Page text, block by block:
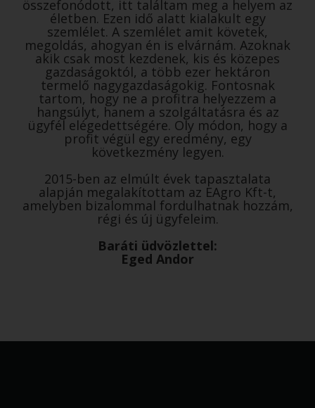
összefonódott, itt találtam meg a helyem az
életben. Ezen idő alatt kialakult egy
szemlélet. A szemlélet amit követek,
megoldás, ahogyan én is elvárnám. Azoknak
akik csak most kezdenek, kis és közepes
gazdaságoktól, a több ezer hektáron
termelő nagygazdaságokig. Fontosnak
tartom, hogy ne a profitra helyezzem a
hangsúlyt, hanem a szolgáltatásra és az
ügyfél elégedettségére. Oly módon, hogy a
profit végül egy eredmény, egy
következmény legyen.
2015-ben az elmúlt évek tapasztalata
alapján megalakítottam az EAgro Kft-t,
amelyben bizalommal fordulhatnak hozzám,
régi és új ügyfeleim.
Baráti üdvözlettel:
Eged Andor